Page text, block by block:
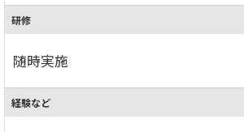
研修
随時実施
経験など